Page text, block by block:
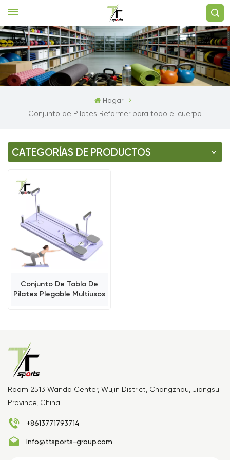
Hogar
Conjunto de Pilates Reformer para todo el cuerpo
CATEGORÍAS DE PRODUCTOS
Conjunto De Tabla De
Pilates Plegable Multiusos
Room 2513 Wanda Center, Wujin District, Changzhou, Jiangsu
Province, China
+8613771793714
Info@ttsports-group.com